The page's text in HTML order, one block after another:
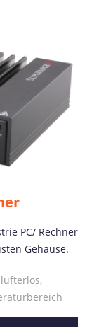
PC/ Rechner
Gehäuse.